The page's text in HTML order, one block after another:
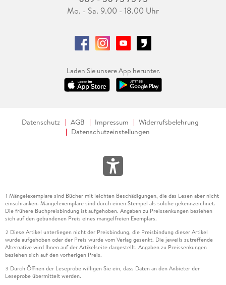
Mo. - Sa. 9.00 - 18.00 Uhr
Laden Sie unsere App herunter.
Datenschutz AGB Impressum
Widerrufsbelehrung
Datenschutzeinstellungen
1 Mängelexemplare sind Bücher mit leichten Beschädigungen, die das Lesen aber nicht
einschränken. Mängelexemplare sind durch einen Stempel als solche gekennzeichnet.
Die frühere Buchpreisbindung ist aufgehoben. Angaben zu Preissenkungen beziehen
sich auf den gebundenen Preis eines mangelfreien Exemplars.
2 Diese Artikel unterliegen nicht der Preisbindung, die Preisbindung dieser Artikel
wurde aufgehoben oder der Preis wurde vom Verlag gesenkt. Die jeweils zutreffende
Alternative wird Ihnen auf der Artikelseite dargestellt. Angaben zu Preissenkungen
beziehen sich auf den vorherigen Preis.
3 Durch Öffnen der Leseprobe willigen Sie ein, dass Daten an den Anbieter der
Leseprobe übermittelt werden.